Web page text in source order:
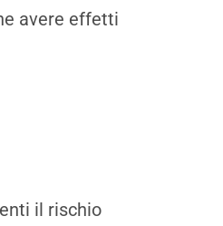
avere effetti
il rischio